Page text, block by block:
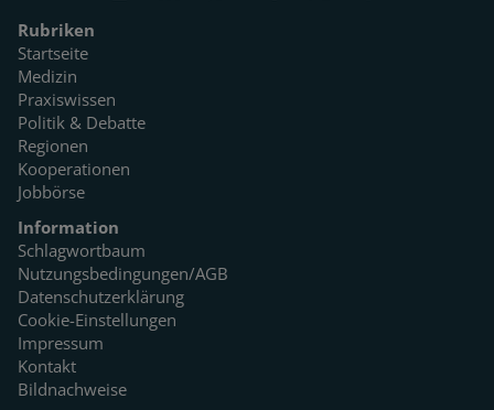
Rubriken
Startseite
Medizin
Praxiswissen
Politik & Debatte
Regionen
Kooperationen
Jobbörse
Information
Schlagwortbaum
Nutzungsbedingungen/AGB
Datenschutzerklärung
Cookie-Einstellungen
Impressum
Kontakt
Bildnachweise